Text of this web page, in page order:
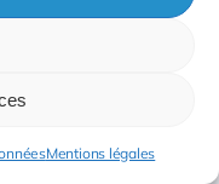
Mentions légales
(CAMG)